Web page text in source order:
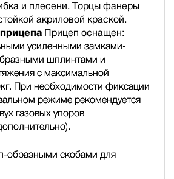
и плесени. Торцы фанеры
акриловой краской.
Прицеп оснащен:
усиленными замками-
шплинтами и
с максимальной
При необходимости фиксации
режиме рекомендуется
газовых упоров
образными скобами для